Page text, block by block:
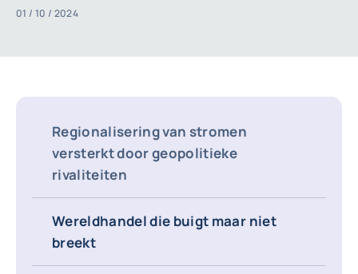
01 / 10 / 2024
Regionalisering van stromen
versterkt door geopolitieke
rivaliteiten
Wereldhandel die buigt maar niet
breekt